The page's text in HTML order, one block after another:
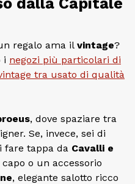
regalo ama il vintage?
i negozi più particolari di
tra usato di qualità
, dove spaziare tra
Se, invece, sei di
fare tappa da Cavalli e
o un accessorio
, elegante salotto ricco